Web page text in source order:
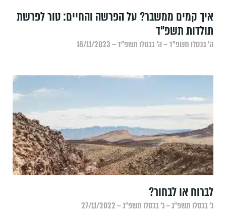
איך קמים ממשבר? על הפרשה והחיים: טור לפרשת
תולדות תשפ"ד
ה׳ בכסלו תשפ״ד – ה׳ בכסלו תשפ״ד – 18/11/2023
‏לברוח או לבחור?
ג׳ בכסלו תשפ״ג – ג׳ בכסלו תשפ״ג – 27/11/2022